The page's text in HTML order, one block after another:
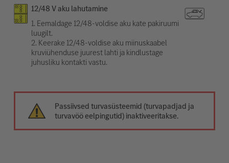
12/48 V aku lahutamine
1. Eemaldage 12/48-voldise aku kate pakiruumi
luugilt.
2. Keerake 12/48-voldise aku miinuskaabel
kruviühenduse juurest lahti ja kindlustage
juhusliku kontakti vastu.
Passiivsed turvasüsteemid (turvapadjad ja
turvavöö eelpingutid) inaktiveeritakse.